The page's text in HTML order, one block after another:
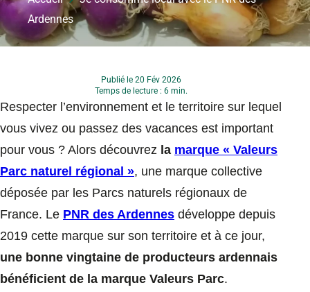
Ardennes
Publié le 20 Fév 2026
Temps de lecture : 6 min.
Respecter l’environnement et le territoire sur lequel
vous vivez ou passez des vacances est important
pour vous ? Alors découvrez la marque « Valeurs
Parc naturel régional », une marque collective
déposée par les Parcs naturels régionaux de
France. Le PNR des Ardennes développe depuis
2019 cette marque sur son territoire et à ce jour,
une bonne vingtaine de producteurs ardennais
bénéficient de la marque Valeurs Parc.